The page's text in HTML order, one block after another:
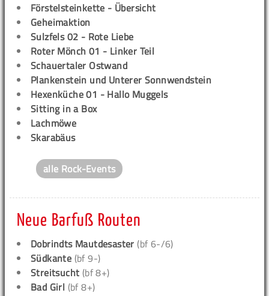
Förstelsteinkette - Übersicht
Geheimaktion
Sulzfels 02 - Rote Liebe
Roter Mönch 01 - Linker Teil
Schauertaler Ostwand
Plankenstein und Unterer Sonnwendstein
Hexenküche 01 - Hallo Muggels
Sitting in a Box
Lachmöwe
Skarabäus
alle Rock-Events
Neue Barfuß Routen
Dobrindts Mautdesaster (bf 6-/6)
Südkante (bf 9-)
Streitsucht (bf 8+)
Bad Girl (bf 8+)